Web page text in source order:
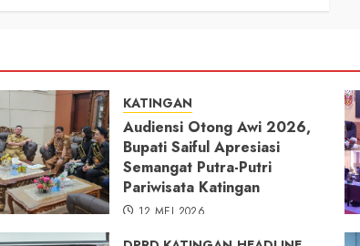
KATINGAN
Audiensi Otong Awi 2026,
Bupati Saiful Apresiasi
Semangat Putra-Putri
Pariwisata Katingan
12 MEI 2026